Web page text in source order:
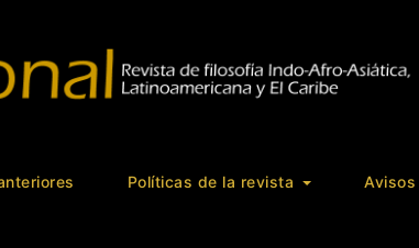
Políticas de la revista Avisos